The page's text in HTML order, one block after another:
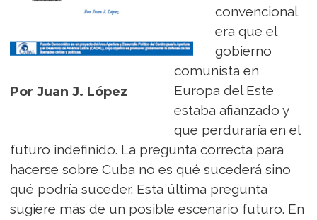
Por Juan J. López
convencional
era que el
gobierno
comunista en
Europa del Este
estaba afianzado y
que perduraría en el
futuro indefinido. La pregunta correcta para
hacerse sobre Cuba no es qué sucederá sino
qué podría suceder. Esta última pregunta
sugiere más de un posible escenario futuro. En